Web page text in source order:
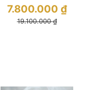
White Sapphire Dial
Like New
19.100.000₫
7.800.000 ₫